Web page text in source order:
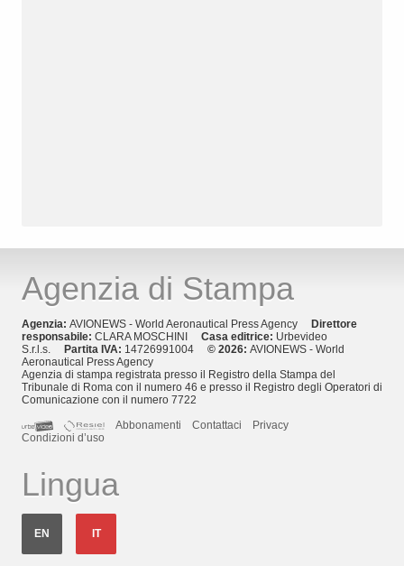
Agenzia di Stampa
Agenzia: AVIONEWS - World Aeronautical Press Agency
Direttore
responsabile: CLARA MOSCHINI Casa editrice: Urbevideo
S.r.l.s.
Partita IVA: 14726991004 © 2026: AVIONEWS - World
Aeronautical Press Agency
Agenzia di stampa registrata presso il Registro della Stampa del
Tribunale di Roma con il numero 46 e presso il Registro degli Operatori di
Comunicazione con il numero 7722
Abbonamenti
Contattaci
Privacy
Condizioni d’uso
Lingua
EN IT